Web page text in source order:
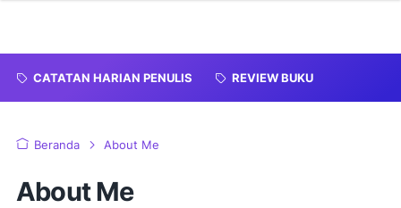
CATATAN HARIAN PENULIS REVIEW BUKU
Beranda About Me
About Me